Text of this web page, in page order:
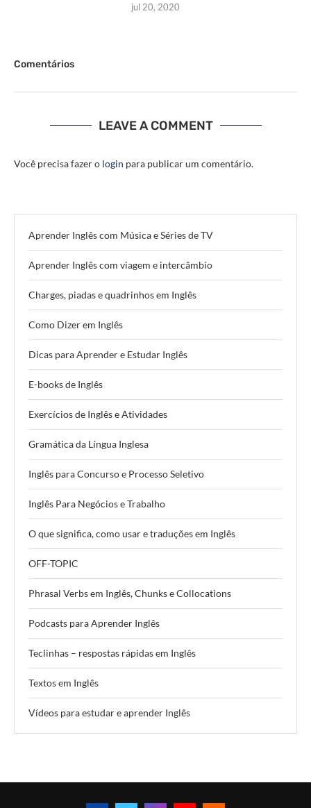
jul 20, 2020
Comentários
LEAVE A COMMENT
Você precisa fazer o login para publicar um comentário.
Aprender Inglês com Música e Séries de TV
Aprender Inglês com viagem e intercâmbio
Charges, piadas e quadrinhos em Inglês
Como Dizer em Inglês
Dicas para Aprender e Estudar Inglês
E-books de Inglês
Exercícios de Inglês e Atividades
Gramática da Língua Inglesa
Inglês para Concurso e Processo Seletivo
Inglês Para Negócios e Trabalho
O que significa, como usar e traduções em Inglês
OFF-TOPIC
Phrasal Verbs em Inglês, Chunks e Collocations
Podcasts para Aprender Inglês
Teclinhas – respostas rápidas em Inglês
Textos em Inglês
Vídeos para estudar e aprender Inglês